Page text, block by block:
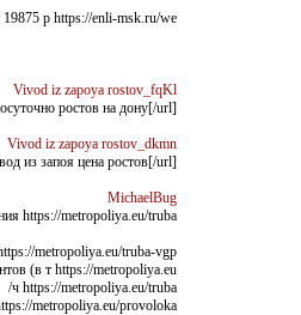
р https://enli-msk.ru/we
Vivod iz zapoya rostov_fqKl
ростов на дону[/url] .
Vivod iz zapoya rostov_dkmn
из запоя цена ростов[/url] .
MichaelBug
https://metropoliya.eu/truba/
metropoliya.eu/truba-vgp/
(в т https://metropoliya.eu/
ч https://metropoliya.eu/truba/
metropoliya.eu/provoloka/